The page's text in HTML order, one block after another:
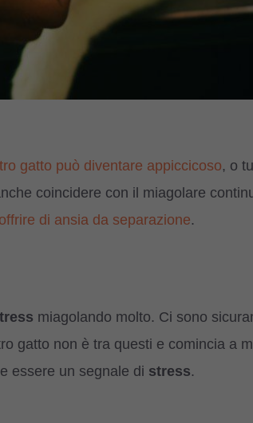
gatto può diventare appiccicoso, o
coincidere con il miagolare
di ansia da separazione.
miagolando molto. Ci sono
gatto non è tra questi e comincia a
essere un segnale di stress.